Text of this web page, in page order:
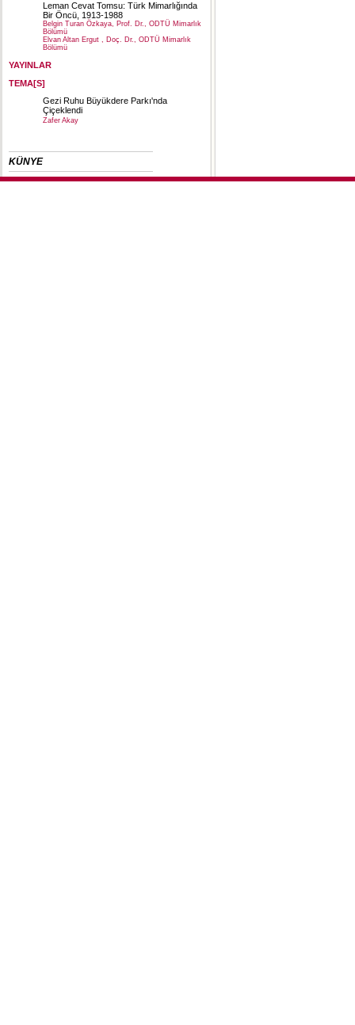
Leman Cevat Tomsu: Türk Mimarlığında
Bir Öncü, 1913-1988
Belgin Turan Özkaya, Prof. Dr., ODTÜ Mimarlık
Bölümü
Elvan Altan Ergut , Doç. Dr., ODTÜ Mimarlık
Bölümü
YAYINLAR
TEMA[S]
Gezi Ruhu Büyükdere Parkı'nda
Çiçeklendi
Zafer Akay
KÜNYE